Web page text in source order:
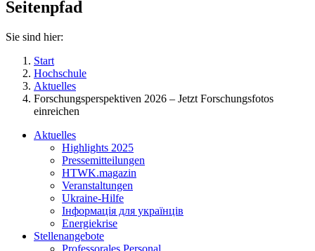
Seitenpfad
Sie sind hier:
Start
Hochschule
Aktuelles
Forschungsperspektiven 2026 – Jetzt Forschungsfotos
einreichen
Aktuelles
Highlights 2025
Pressemitteilungen
HTWK.magazin
Veranstaltungen
Ukraine-Hilfe
Інформація для українців
Energiekrise
Stellenangebote
Professorales Personal